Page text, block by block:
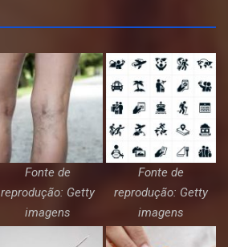
Fonte de
reprodução: Getty
imagens
Fonte de
reprodução: Getty
imagens